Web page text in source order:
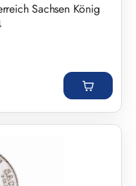
Sachsen König